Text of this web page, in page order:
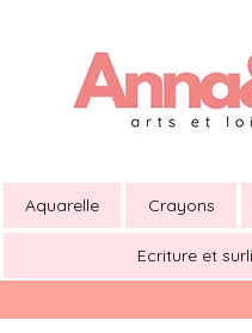
Aquarelle Crayons
Ecriture et